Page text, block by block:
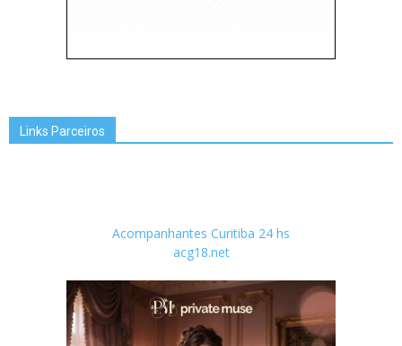
Links Parceiros
Acompanhantes Curitiba 24 hs
acg18.net